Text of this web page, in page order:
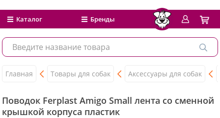
Каталог Бренды
Главная Товары для собак Аксессуары для собак
Поводок Ferplast Amigo Small лента со сменной
крышкой корпуса пластик